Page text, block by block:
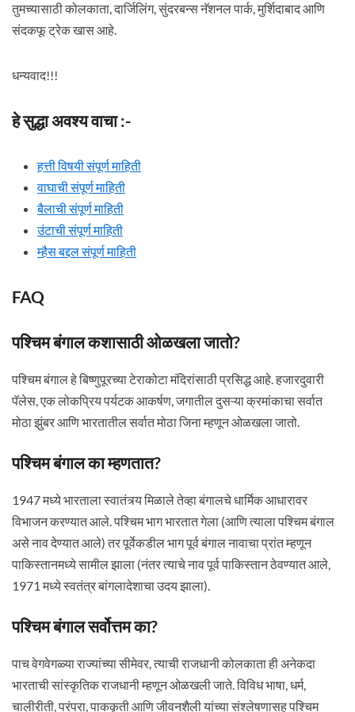
तुमच्यासाठी कोलकाता, दार्जिलिंग, सुंदरबन्स नॅशनल पार्क, मुर्शिदाबाद आणि
संदकफू ट्रेक खास आहे.
धन्यवाद!!!
हे सुद्धा अवश्य वाचा :-
हत्ती विषयी संपूर्ण माहिती
वाघाची संपूर्ण माहिती
बैलाची संपूर्ण माहिती
उंटाची संपूर्ण माहिती
म्हैस बद्दल संपूर्ण माहिती
FAQ
पश्चिम बंगाल कशासाठी ओळखला जातो?
पश्चिम बंगाल हे बिष्णुपूरच्या टेराकोटा मंदिरांसाठी प्रसिद्ध आहे. हजारदुवारी
पॅलेस, एक लोकप्रिय पर्यटक आकर्षण, जगातील दुसऱ्या क्रमांकाचा सर्वात
मोठा झुंबर आणि भारतातील सर्वात मोठा जिना म्हणून ओळखला जातो.
पश्चिम बंगाल का म्हणतात?
1947 मध्ये भारताला स्वातंत्र्य मिळाले तेव्हा बंगालचे धार्मिक आधारावर
विभाजन करण्यात आले. पश्चिम भाग भारतात गेला (आणि त्याला पश्चिम बंगाल
असे नाव देण्यात आले) तर पूर्वेकडील भाग पूर्व बंगाल नावाचा प्रांत म्हणून
पाकिस्तानमध्ये सामील झाला (नंतर त्याचे नाव पूर्व पाकिस्तान ठेवण्यात आले,
1971 मध्ये स्वतंत्र बांगलादेशाचा उदय झाला).
पश्चिम बंगाल सर्वोत्तम का?
पाच वेगवेगळ्या राज्यांच्या सीमेवर, त्याची राजधानी कोलकाता ही अनेकदा
भारताची सांस्कृतिक राजधानी म्हणून ओळखली जाते. विविध भाषा, धर्म,
चालीरीती, परंपरा, पाककृती आणि जीवनशैली यांच्या संश्लेषणासह पश्चिम